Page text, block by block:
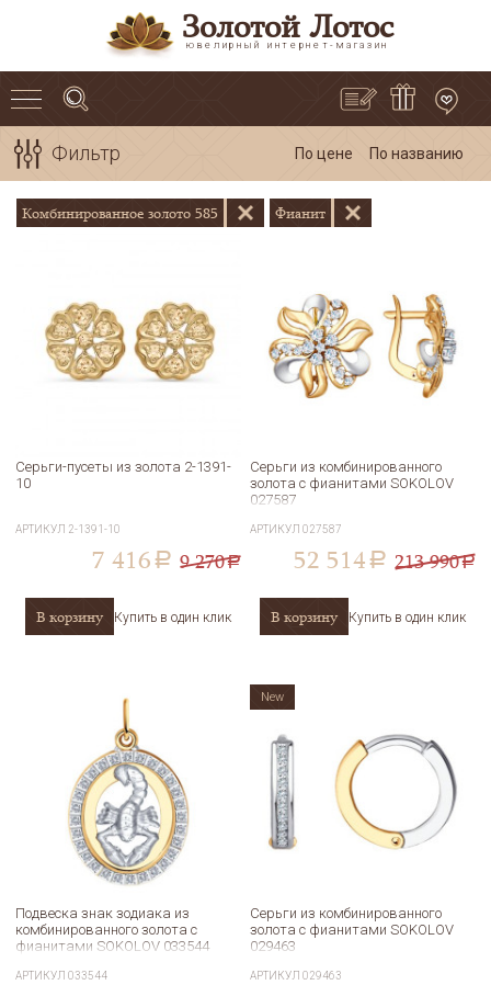
Золотой Лотос
ювелирный интернет-магазин
Фильтр По цене По названию
Комбинированное золото 585 Фианит
Серьги-пусеты из золота 2-1391-
10
АРТИКУЛ 2-1391-10
7 416 a 9 270a
В корзину Купить в один клик
Серьги из комбинированного
золота с фианитами SOKOLOV
027587
АРТИКУЛ027587
52 514 a 213 990a
В корзину Купить в один клик
Подвеска знак зодиака из
комбинированного золота с
фианитами SOKOLOV 033544
АРТИКУЛ033544
Серьги из комбинированного
золота с фианитами SOKOLOV
029463
АРТИКУЛ029463
New